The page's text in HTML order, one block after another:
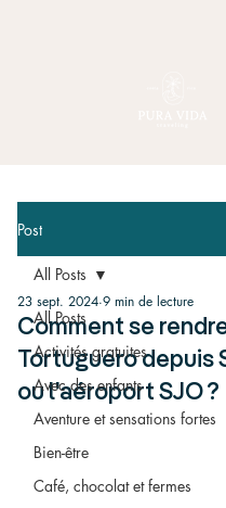
Post
All Posts
Activités gratuites
Avec des enfants
Aventure et sensations fortes
Bien-être
Café, chocolat et fermes
All Posts
Comment se
Tortuguero depuis
ou l'aéroport SJO ?
23 sept. 2024 9 min de lecture